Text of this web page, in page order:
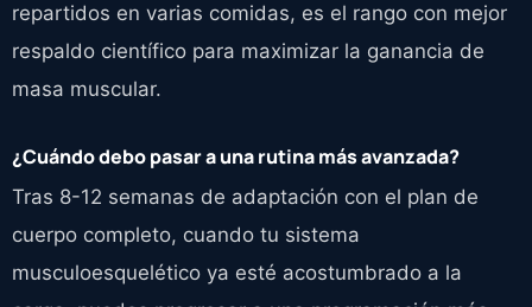
repartidos en varias comidas, es el rango con mejor
respaldo científico para maximizar la ganancia de
masa muscular.
¿Cuándo debo pasar a una rutina más avanzada?
Tras 8-12 semanas de adaptación con el plan de
cuerpo completo, cuando tu sistema
musculoesquelético ya esté acostumbrado a la